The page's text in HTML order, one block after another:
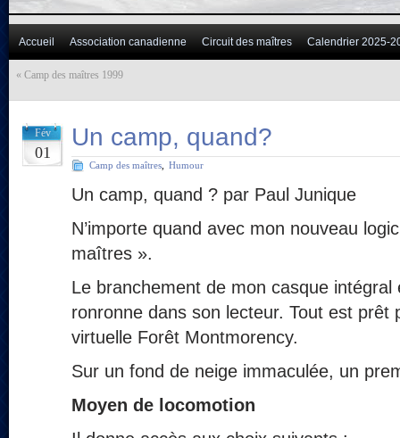
Accueil Association canadienne Circuit des maîtres Calendrier 2025-
« Camp des maîtres 1999
Fév
01
Un camp, quand?
Camp des maîtres Humour
Un camp, quand ? par Paul Junique
N’importe quand avec mon nouveau
maîtres ».
Le branchement de mon casque intégral
ronronne dans son lecteur. Tout est prêt
virtuelle Forêt Montmorency.
Sur un fond de neige immaculée, un
Moyen de locomotion